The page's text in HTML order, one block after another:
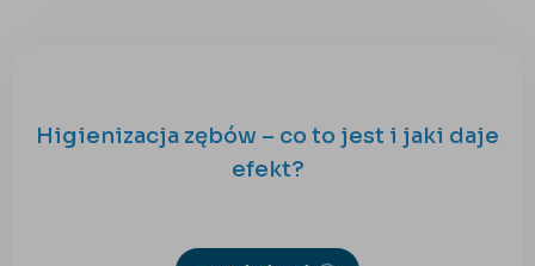
Higienizacja zębów – co to jest i jaki daje
efekt?